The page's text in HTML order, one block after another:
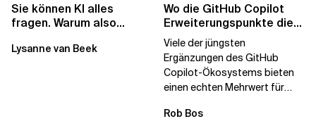
Sie können KI alles
fragen. Warum also
noch?
Lysanne van Beek
Wo die GitHub Copilot
Erweiterungspunkte die
Governance brechen
Viele der jüngsten
Ergänzungen des GitHub
Copilot-Ökosystems bieten
einen echten Mehrwert für
aber auch die...
Rob Bos